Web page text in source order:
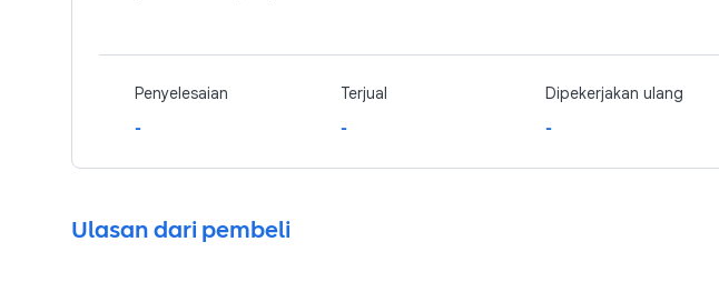
Penyelesaian
-
Terjual
-
Dipekerjakan ulang
-
Ulasan dari pembeli